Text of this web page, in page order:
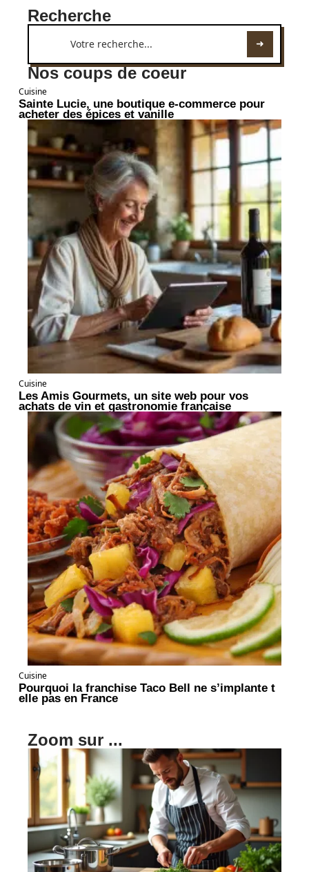
Recherche
Nos coups de coeur
Cuisine
Sainte Lucie, une boutique e-commerce pour
acheter des épices et vanille
Cuisine
Les Amis Gourmets, un site web pour vos
achats de vin et gastronomie française
Cuisine
Pourquoi la franchise Taco Bell ne s’implante t
elle pas en France
Zoom sur ...